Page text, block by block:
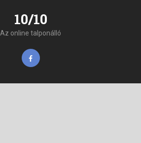
10/10
Az online talponálló